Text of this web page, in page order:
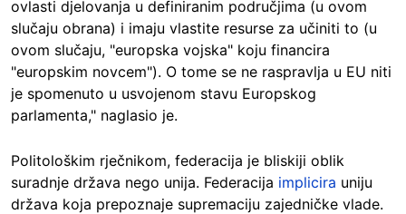
ovlasti djelovanja u definiranim područjima (u ovom
slučaju obrana) i imaju vlastite resurse za učiniti to (u
ovom slučaju, "europska vojska" koju financira
"europskim novcem"). O tome se ne raspravlja u EU niti
je spomenuto u usvojenom stavu Europskog
parlamenta," naglasio je.
Politološkim rječnikom, federacija je bliskiji oblik
suradnje država nego unija. Federacija implicira uniju
država koja prepoznaje supremaciju zajedničke vlade.